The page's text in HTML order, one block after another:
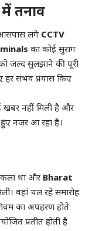
तनाव
लगे CCTV
का कोई सुराग
जल्द सुलझाने की पूरी
हर संभव प्रयास किए
खबर नहीं मिली है और
नजर आ रहा है।
था और Bharat
वहां चल रहे समारोह
का अपहरण होते
प्रतीत होती है